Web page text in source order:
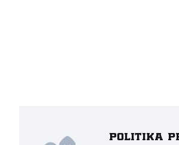
Politika